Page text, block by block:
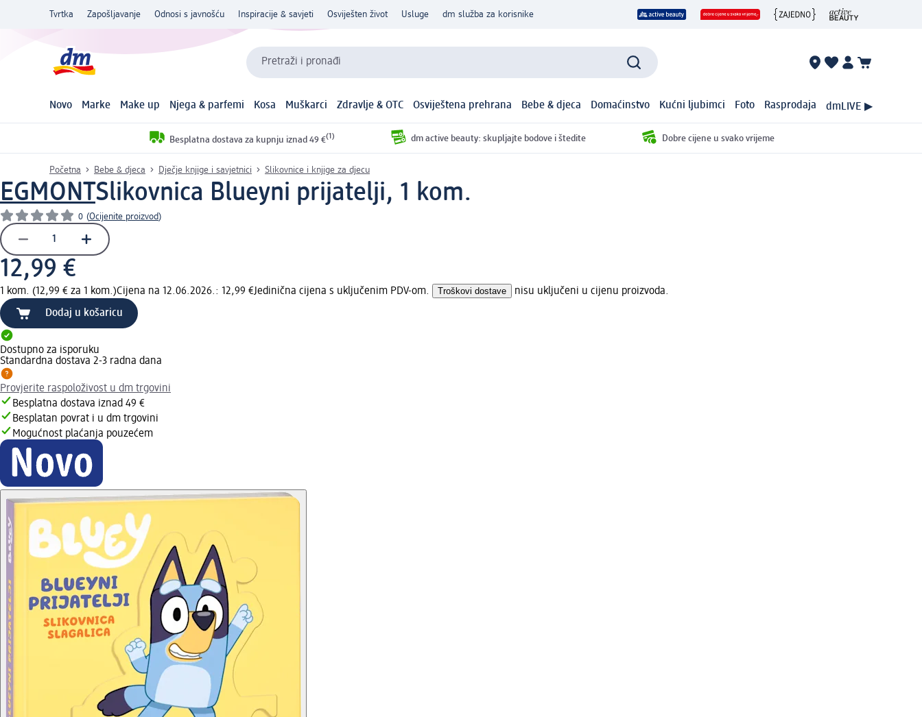
Tvrtka Zapošljavanje Odnosi s javnošću Inspiracije & savjeti Osviješten život Usluge dm služba za korisnike
Pretraži i pronađi
Novo Marke Make up Njega & parfemi Kosa Muškarci Zdravlje & OTC Osviještena prehrana Bebe & djeca Domaćinstvo Kućni ljubimci Foto Rasprodaja dmLIVE ▶
Besplatna dostava za kupnju iznad 49 €(1) dm active beauty: skupljajte bodove i štedite Dobre cijene u svako vrijeme
Početna Bebe & djeca Dječje knjige i savjetnici Slikovnice i knjige za djecu
EGMONTSlikovnica Blueyni prijatelji, 1 kom.
0 (Ocijenite proizvod)
12,99 €
1 kom. (12,99 € za 1 kom.)Cijena na 12.06.2026.: 12,99 €Jedinična cijena s uključenim PDV-om. Troškovi dostave
nisu uključeni u cijenu proizvoda.
Dodaj u košaricu
Dostupno za isporuku
Standardna dostava 2-3 radna dana
Provjerite raspoloživost u dm trgovini
Besplatna dostava iznad 49 €
Besplatan povrat i u dm trgovini
Mogućnost plaćanja pouzećem